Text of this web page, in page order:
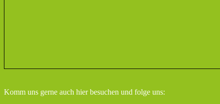
Komm uns gerne auch hier besuchen und folge uns: